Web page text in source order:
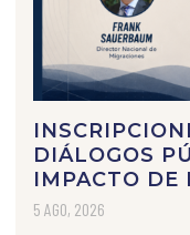
DIÁLOGOS
IMPACTO DE
5 AGO, 2026